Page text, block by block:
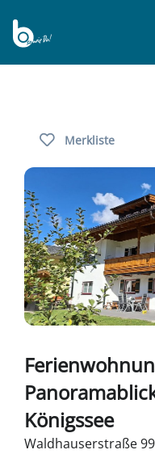
Merkliste
Königssee
Waldhauserstraße